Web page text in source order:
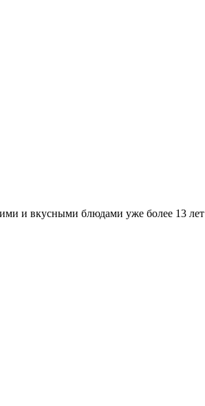
и вкусными блюдами уже более 13 лет